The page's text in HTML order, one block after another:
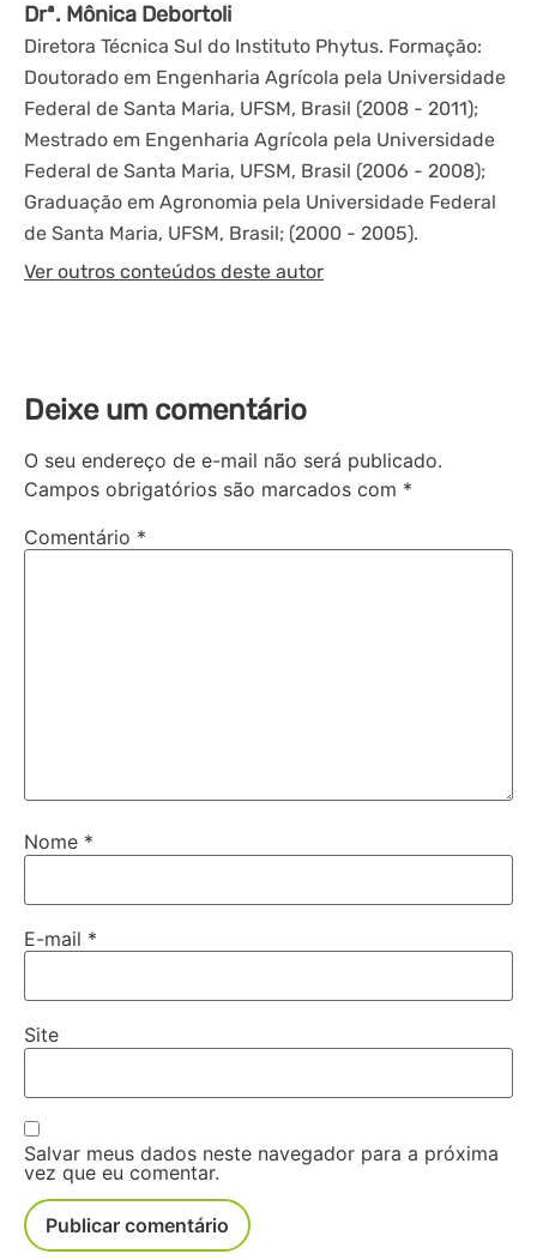
Drª. Mônica Debortoli
Diretora Técnica Sul do Instituto Phytus. Formação:
Doutorado em Engenharia Agrícola pela Universidade
Federal de Santa Maria, UFSM, Brasil (2008 - 2011);
Mestrado em Engenharia Agrícola pela Universidade
Federal de Santa Maria, UFSM, Brasil (2006 - 2008);
Graduação em Agronomia pela Universidade Federal
de Santa Maria, UFSM, Brasil; (2000 - 2005).
Ver outros conteúdos deste autor
Deixe um comentário
O seu endereço de e-mail não será publicado.
Campos obrigatórios são marcados com *
Comentário *
Nome *
E-mail *
Site
Salvar meus dados neste navegador para a próxima
vez que eu comentar.